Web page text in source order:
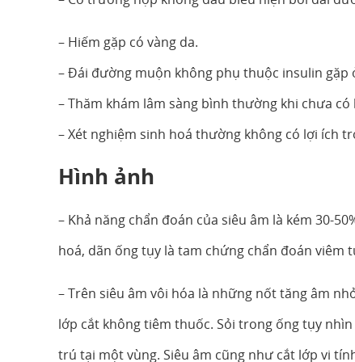
– Hiếm gặp có vàng da.
– Đái đường muộn không phụ thuộc insulin gặp
– Thăm khám lâm sàng bình thường khi chưa có
– Xét nghiệm sinh hoá thường không có lợi ích
Hình ảnh
– Khả năng chẩn đoán của siêu âm là kém 30-
hoá, dãn ống tụy là tam chứng chẩn đoán viêm
– Trên siêu âm vôi hóa là những nốt tăng âm
lớp cắt không tiêm thuốc. Sỏi trong ống tụy
trú tại một vùng. Siêu âm cũng như cắt lớp vi